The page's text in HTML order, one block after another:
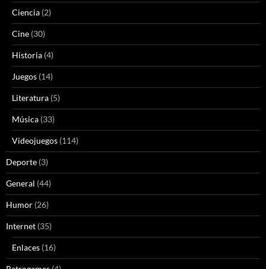
Ciencia (2)
Cine (30)
Historia (4)
Juegos (14)
Literatura (5)
Música (33)
Videojuegos (114)
Deporte (3)
General (44)
Humor (26)
Internet (35)
Enlaces (16)